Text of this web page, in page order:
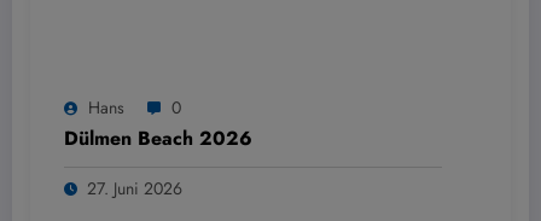
Hans 0
Dülmen Beach 2026
27. Juni 2026